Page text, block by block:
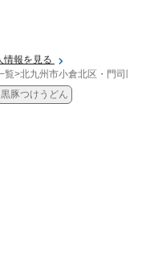
情報を見る
覧>北九州市小倉北区・門司区
黒豚つけうどん